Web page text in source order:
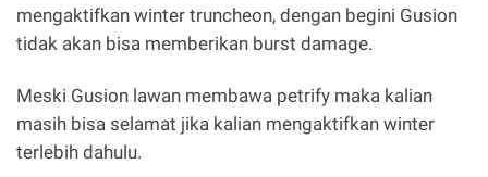
mengaktifkan winter truncheon, dengan begini Gusion
tidak akan bisa memberikan burst damage.
Meski Gusion lawan membawa petrify maka kalian
masih bisa selamat jika kalian mengaktifkan winter
terlebih dahulu.